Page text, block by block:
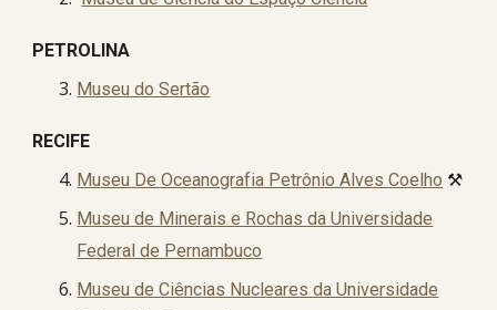
PETROLINA
Museu do Sertão
RECIFE
Museu De Oceanografia Petrônio Alves Coelho ⚒️
Museu de Minerais e Rochas da Universidade
Federal de Pernambuco
Museu de Ciências Nucleares da Universidade